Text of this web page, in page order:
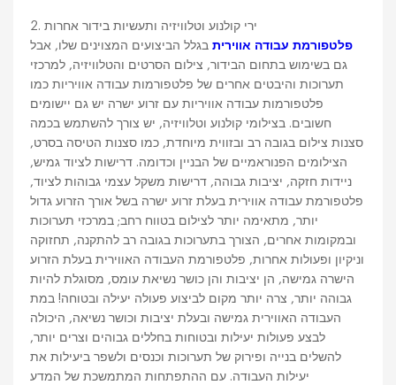
2. ירי קולנוע וטלוויזיה ותעשיות בידור אחרות
פלטפורמת עבודה אוויריתבגלל הביצועים המצוינים שלו, אבל
גם בשימוש בתחום הבידור, צילום הסרטים והטלוויזיה, למרכזי
תערוכות והיבטים אחרים של פלטפורמות עבודה אוויריות כמו
פלטפורמות עבודה אוויריות עם זרוע ישרה יש גם יישומים
חשובים. בצילומי קולנוע וטלוויזיה, יש צורך להשתמש בכמה
סצנות צילום בגובה רב ובזווית מיוחדת, כמו סצנות הטיסה בסרט,
הצילומים הפנוראמיים של הבניין וכדומה. דרישות לציוד גמיש,
ניידות חזקה, יציבות גבוהה, דרישות משקל עצמי גבוהות לציוד,
פלטפורמת עבודה אווירית בעלת זרוע ישרה בשל אורך הזרוע גדול
יותר, מתאימה יותר לצילום בטווח רחב; במרכזי תערוכות
ובמקומות אחרים, הצורך בתערוכות בגובה רב להתקנה, תחזוקה
וניקיון ופעולות אחרות, פלטפורמת העבודה האווירית בעלת הזרוע
הישרה גמישה, הן יציבות והן כושר נשיאת עומס, מסוגלת להיות
גבוהה יותר, צרה יותר מקום לביצוע פעולה יעילה ובטוחה! במת
העבודה האווירית גמישה ובעלת יציבות וכושר נשיאה, היכולה
לבצע פעולות יעילות ובטוחות בחללים גבוהים וצרים יותר,
להשלים בנייה ופירוק של תערוכות וכנסים ולשפר ביעילות את
יעילות העבודה. עם ההתפתחות המתמשכת של המדע